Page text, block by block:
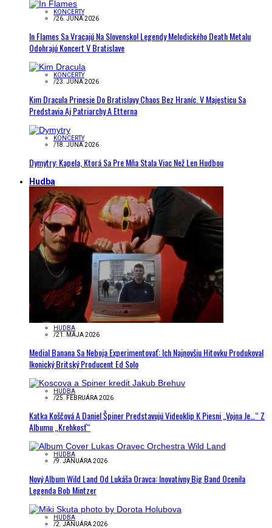
KONCERTY
/26. JÚNA 2026
In Flames Sa Vracajú Na Slovensko! Legendy Melodického Death Metalu
Odohrajú Koncert V Bratislave
KONCERTY
/23. JÚNA 2026
Kim Dracula Prinesie Do Bratislavy Chaos Bez Hraníc. V Majesticu Sa
Predstavia Aj Patriarchy A Etterna
KONCERTY
/18. JÚNA 2026
Dymytry: Kapela, Ktorá Sa Pre Mňa Stala Viac Než Len Hudbou
Hudba
HUDBA
/21. MÁJA 2026
Medial Banana Sa Neboja Experimentovať: Ich Najnovšiu Hitovku Produkoval
Ikonický Britský Producent Ed Solo
HUDBA
/25. FEBRUÁRA 2026
Katka Koščová A Daniel Špiner Predstavujú Videoklip K Piesni „Vojna Je…“ Z
Albumu „Krehkosť“
HUDBA
/9. JANUÁRA 2026
Nový Album Wild Land Od Lukáša Oravca: Inovatívny Big Band Ocenila
Legenda Bob Mintzer
HUDBA
/2. JANUÁRA 2026